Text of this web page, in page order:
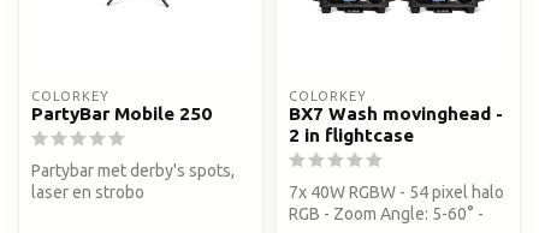
COLORKEY
PartyBar Mobile 250
Partybar met derby's spots,
laser en strobo
COLORKEY
BX7 Wash movinghead -
2 in flightcase
7x 40W RGBW - 54 pixel halo
RGB - Zoom Angle: 5-60° -